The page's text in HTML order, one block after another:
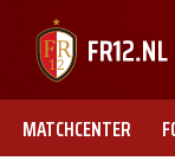
MATCHCENTER